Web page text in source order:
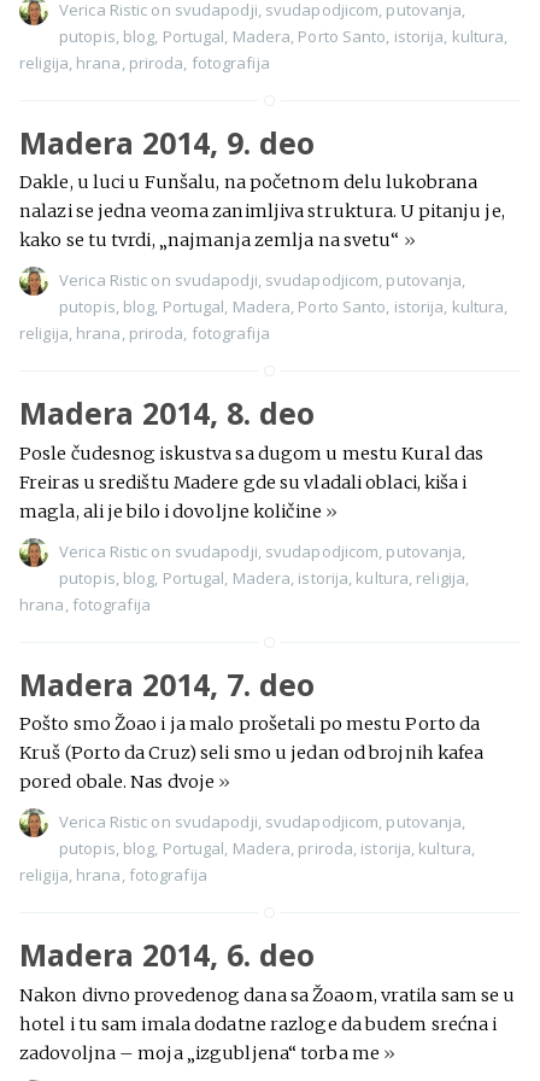
Verica Ristic on svudapodji svudapodjicom putovanja
putopis blog Portugal Madera Porto Santo istorija kultura
religija hrana priroda fotografija
Madera 2014, 9. deo
Dakle, u luci u Funšalu, na početnom delu lukobrana
nalazi se jedna veoma zanimljiva struktura. U pitanju je,
kako se tu tvrdi, „najmanja zemlja na svetu“ »
Verica Ristic on svudapodji, svudapodjicom, putovanja,
putopis, blog, Portugal, Madera, Porto Santo, istorija, kultura,
religija, hrana, priroda, fotografija
Madera 2014, 8. deo
Posle čudesnog iskustva sa dugom u mestu Kural das
Freiras u središtu Madere gde su vladali oblaci, kiša i
magla, ali je bilo i dovoljne količine »
Verica Ristic on svudapodji svudapodjicom putovanja
putopis blog Portugal Madera istorija kultura religija
hrana fotografija
Madera 2014, 7. deo
Pošto smo Žoao i ja malo prošetali po mestu Porto da
Kruš (Porto da Cruz) seli smo u jedan od brojnih kafea
pored obale. Nas dvoje »
Verica Ristic on svudapodji, svudapodjicom, putovanja,
putopis, blog, Portugal, Madera, priroda, istorija, kultura,
religija, hrana, fotografija
Madera 2014, 6. deo
Nakon divno provedenog dana sa Žoaom, vratila sam se u
hotel i tu sam imala dodatne razloge da budem srećna i
zadovoljna – moja „izgubljena“ torba me »